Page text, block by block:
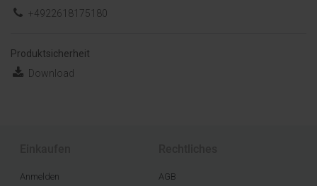
+4922618175180
Produktsicherheit
Download
Anmelden
AGB